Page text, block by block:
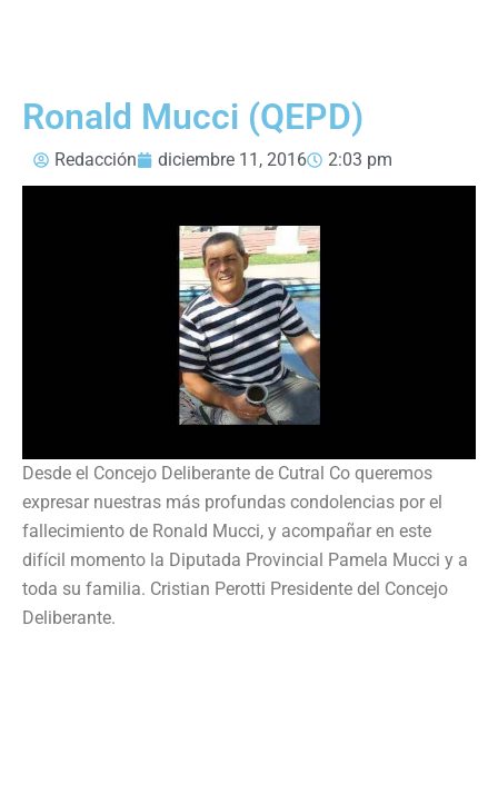
Ronald Mucci (QEPD)
Redacción diciembre 11, 2016 2:03 pm
Desde el Concejo Deliberante de Cutral Co queremos
expresar nuestras más profundas condolencias por el
fallecimiento de Ronald Mucci, y acompañar en este
difícil momento la Diputada Provincial Pamela Mucci y a
toda su familia. Cristian Perotti Presidente del Concejo
Deliberante.